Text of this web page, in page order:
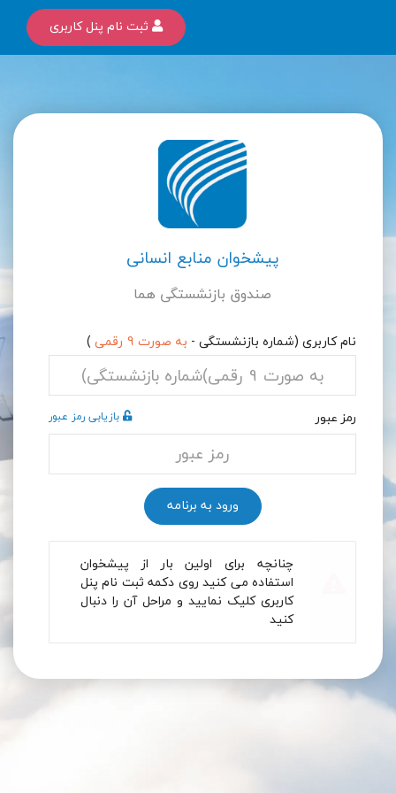
ثبت نام پنل کاربری
پیشخوان منابع انسانی
صندوق بازنشستگی هما
نام کاربری (شماره بازنشستگی - به صورت 9 رقمی )
رمز عبور بازیابی رمز عبور
ورود به برنامه
چنانچه برای اولین بار از پیشخوان
استفاده می کنید روی دکمه ثبت نام پنل
کاربری کلیک نمایید و مراحل آن را دنبال
کنید